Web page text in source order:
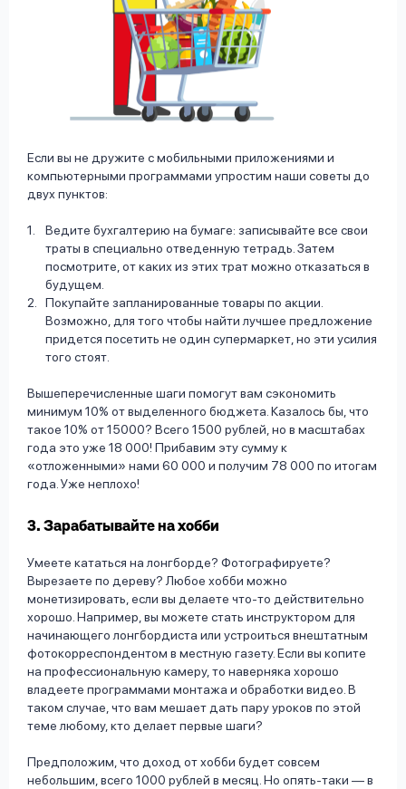
Если вы не дружите с мобильными приложениями и
компьютерными программами упростим наши советы до
двух пунктов:
Ведите бухгалтерию на бумаге: записывайте все свои
траты в специально отведенную тетрадь. Затем
посмотрите, от каких из этих трат можно отказаться в
будущем.
Покупайте запланированные товары по акции.
Возможно, для того чтобы найти лучшее предложение
придется посетить не один супермаркет, но эти усилия
того стоят.
Вышеперечисленные шаги помогут вам сэкономить
минимум 10% от выделенного бюджета. Казалось бы, что
такое 10% от 15000? Всего 1500 рублей, но в масштабах
года это уже 18 000! Прибавим эту сумму к
«отложенными» нами 60 000 и получим 78 000 по итогам
года. Уже неплохо!
3. Зарабатывайте на хобби
Умеете кататься на лонгборде? Фотографируете?
Вырезаете по дереву? Любое хобби можно
монетизировать, если вы делаете что-то действительно
хорошо. Например, вы можете стать инструктором для
начинающего лонгбордиста или устроиться внештатным
фотокорреспондентом в местную газету. Если вы копите
на профессиональную камеру, то наверняка хорошо
владеете программами монтажа и обработки видео. В
таком случае, что вам мешает дать пару уроков по этой
теме любому, кто делает первые шаги?
Предположим, что доход от хобби будет совсем
небольшим, всего 1000 рублей в месяц. Но опять-таки — в